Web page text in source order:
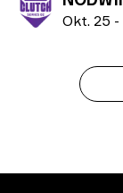
Okt. 25 -